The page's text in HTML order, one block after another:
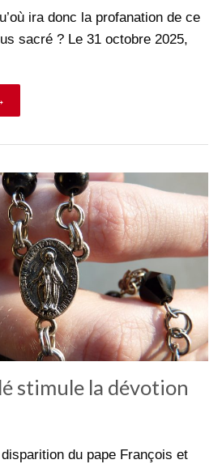
ira donc la profanation de ce
sacré ? Le 31 octobre 2025,
stimule la dévotion
disparition du pape François et